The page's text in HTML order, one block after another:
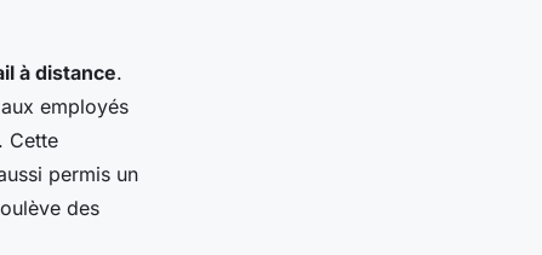
à distance.
employés
Cette
permis un
des